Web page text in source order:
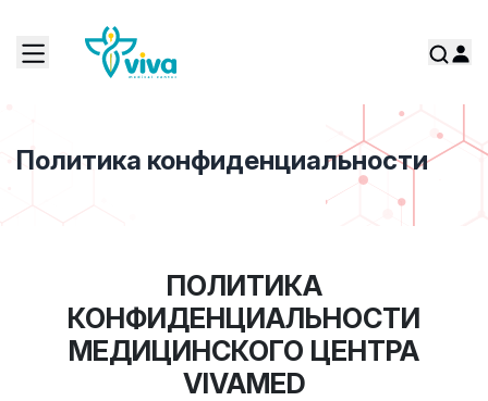
Политика конфиденциальности
ПОЛИТИКА
КОНФИДЕНЦИАЛЬНОСТИ
МЕДИЦИНСКОГО ЦЕНТРА
VIVAMED